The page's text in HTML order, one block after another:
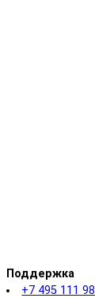
Поддержка
+7 495 111